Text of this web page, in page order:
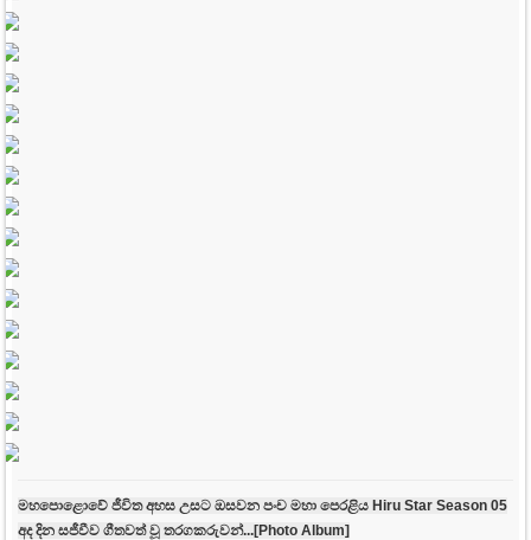
මහපොළොවේ ජීවිත අහස උසට ඔසවන පංච මහා පෙරළිය Hiru Star Season 05
අද දින සජීවීව ගීතවත් වූ තරගකරුවන්...[Photo Album]